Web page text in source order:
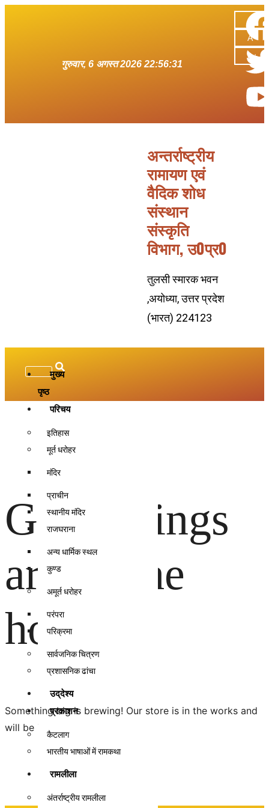
गुरुवार, 6 अगस्त 2026 22:56:31
A-
A
A+
अन्तर्राष्ट्रीय
रामायण एवं
वैदिक शोध
संस्थान
संस्कृति
विभाग, उ0प्र0
तुलसी स्मारक भवन
,अयोध्या, उत्तर प्रदेश
(भारत) 224123
मुख्य
पृष्ठ
परिचय
इतिहास
मूर्त धरोहर
मंदिर
प्राचीन
स्थानीय मंदिर
राजघराना
अन्य धार्मिक स्थल
कुण्ड
अमूर्त धरोहर
परंपरा
परिक्रमा
सार्वजनिक चित्रण
प्रशासनिक ढांचा
उद्‌देश्य
प्रकाशन
कैटलाग
भारतीय भाषाओं में रामकथा
रामलीला
अंतर्राष्ट्रीय रामलीला
Great things
are on the
horizon
Something big is brewing! Our store is in the works and
will be launching soon!